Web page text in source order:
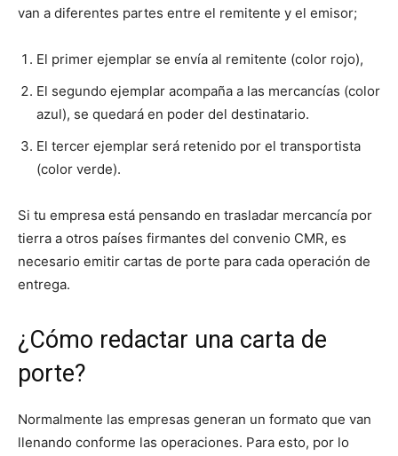
van a diferentes partes entre el remitente y el emisor;
El primer ejemplar se envía al remitente (color rojo),
El segundo ejemplar acompaña a las mercancías (color
azul), se quedará en poder del destinatario.
El tercer ejemplar será retenido por el transportista
(color verde).
Si tu empresa está pensando en trasladar mercancía por
tierra a otros países firmantes del convenio CMR, es
necesario emitir cartas de porte para cada operación de
entrega.
¿Cómo redactar una carta de
porte?
Normalmente las empresas generan un formato que van
llenando conforme las operaciones. Para esto, por lo